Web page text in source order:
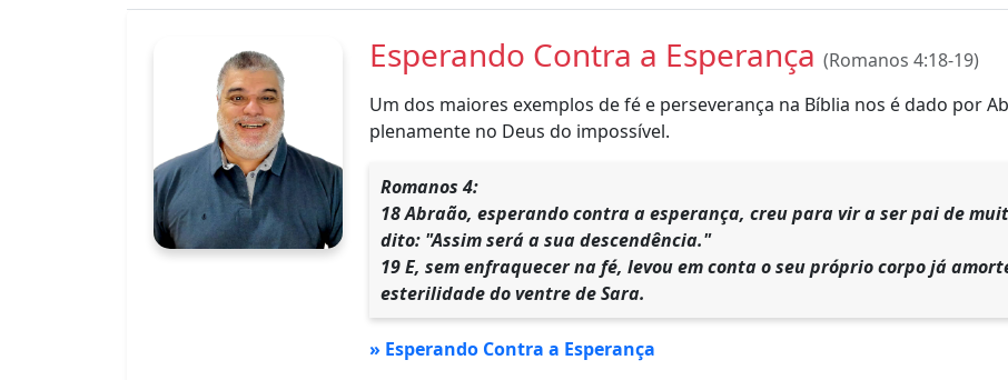
Esperando Contra a Esperança (Romanos 4:18-19)
Um dos maiores exemplos de fé e perseverança na Bíblia nos é dado por
plenamente no Deus do impossível.
Romanos 4:
18 Abraão, esperando contra a esperança, creu para vir a ser pai de
dito: "Assim será a sua descendência."
19 E, sem enfraquecer na fé, levou em conta o seu próprio corpo já
esterilidade do ventre de Sara.
» Esperando Contra a Esperança